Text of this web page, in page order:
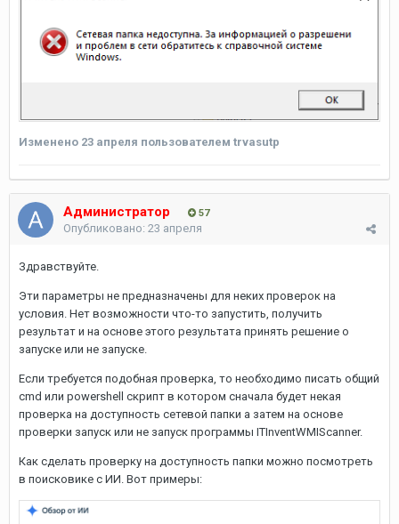
Изменено 23 апреля пользователем trvasutp
Администратор 57
Опубликовано: 23 апреля
Здравствуйте.
Эти параметры не предназначены для неких проверок на
условия. Нет возможности что-то запустить, получить
результат и на основе этого результата принять решение о
запуске или не запуске.
Если требуется подобная проверка, то необходимо писать общий
cmd или powershell скрипт в котором сначала будет некая
проверка на доступность сетевой папки а затем на основе
проверки запуск или не запуск программы ITInventWMIScanner.
Как сделать проверку на доступность папки можно посмотреть
в поисковике с ИИ. Вот примеры: